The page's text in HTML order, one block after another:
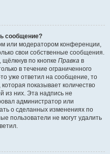
сообщение?
или модератором конференции,
свои собственные сообщения.
по кнопке Правка в
в течение ограниченного
уже ответил на сообщение, то
показывает количество
из них. Эта надпись не
администратор или
о сделанных изменениях по
пользователи не могут удалить